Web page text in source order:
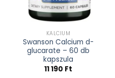
KALCIUM
Swanson Calcium d-
glucarate – 60 db
kapszula
11 190 Ft